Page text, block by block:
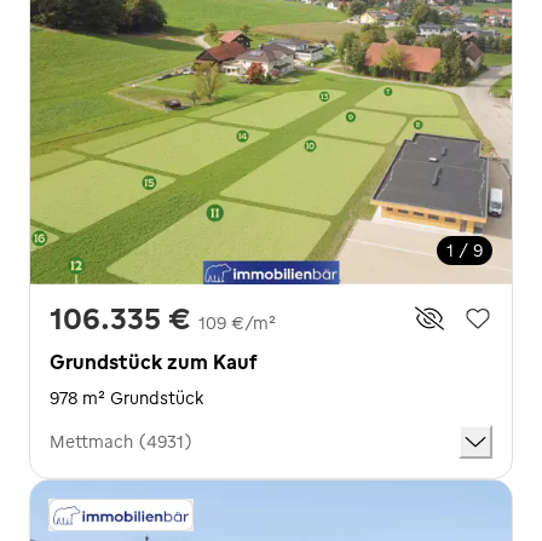
1 / 9
106.335 € 109 €/m²
Grundstück zum Kauf
978 m² Grundstück
Mettmach (4931)